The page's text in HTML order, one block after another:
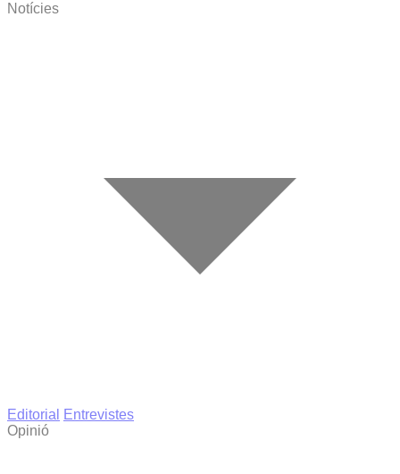
Notícies
Editorial
Entrevistes
Opinió